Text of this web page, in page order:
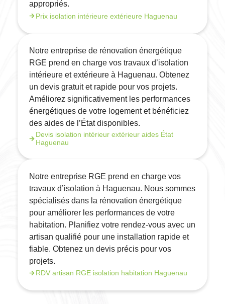
appropriés.
Prix isolation intérieure extérieure Haguenau
Notre entreprise de rénovation énergétique
RGE prend en charge vos travaux d’isolation
intérieure et extérieure à Haguenau. Obtenez
un devis gratuit et rapide pour vos projets.
Améliorez significativement les performances
énergétiques de votre logement et bénéficiez
des aides de l’État disponibles.
Devis isolation intérieur extérieur aides État
Haguenau
Notre entreprise RGE prend en charge vos
travaux d’isolation à Haguenau. Nous sommes
spécialisés dans la rénovation énergétique
pour améliorer les performances de votre
habitation. Planifiez votre rendez-vous avec un
artisan qualifié pour une installation rapide et
fiable. Obtenez un devis précis pour vos
projets.
RDV artisan RGE isolation habitation Haguenau